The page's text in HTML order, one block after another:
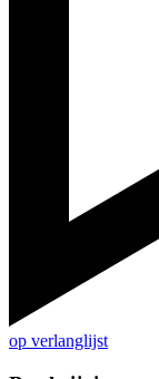
op verlanglijst